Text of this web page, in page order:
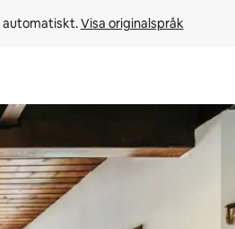
automatiskt. Visa originalspråk